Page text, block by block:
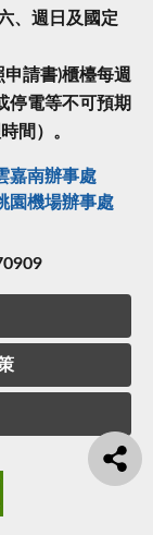
、週日及國定
請書)櫃檯每週
停電等不可預期
間）。
嘉南辦事處
園機場辦事處